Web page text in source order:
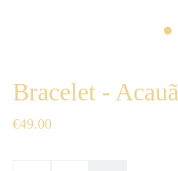
Bracelet - Acauã
€49.00